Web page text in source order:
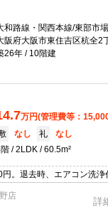
和路線・関西本線/東部市
阪府大阪市東住吉区杭全2
26年
10階建
万円(管理費等：
なし 礼
なし
2LDK 60.5m²
。退去時、エアコン洗浄
円。エアコン3基付
店
詳